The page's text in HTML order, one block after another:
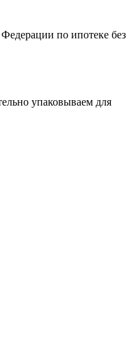
по ипотеке без
упаковываем для